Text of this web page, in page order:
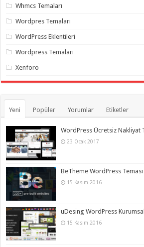
Whmcs Temaları
Wordpres Temaları
WordPress Eklentileri
Wordpress Temaları
Xenforo
Yeni Popüler Yorumlar Etiketler
WordPress Ücretsiz Nakliyat
23 Ocak 2017
BeTheme WordPress
15 Kasım 2016
uDesing WordPress
15 Kasım 2016